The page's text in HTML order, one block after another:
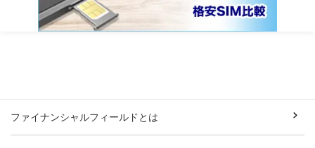
ファイナンシャルフィールドとは